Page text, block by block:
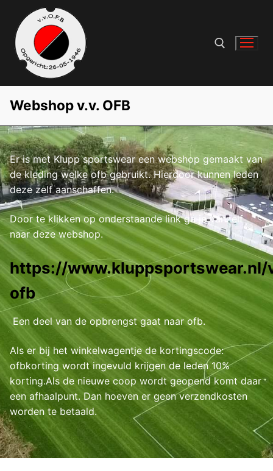
inhoud
Webshop v.v. OFB
Er is met Klupp sportswear een webshop gemaakt van
de kleding welke ofb gebruikt. Hierdoor kunnen leden
deze zelf aanschaffen.
Door te klikken op onderstaande link ga je vanzelf
naar deze webshop.
https://www.kluppsportswear.nl/
ofb
Een deel van de opbrengst gaat naar ofb.
Als er bij het winkelwagentje de kortingscode:
ofbkorting wordt ingevuld krijgen de leden 10%
korting.Als de nieuwe coop wordt geopend komt daar
een afhaalpunt. Dan hoeven er geen verzendkosten
worden te betaald.